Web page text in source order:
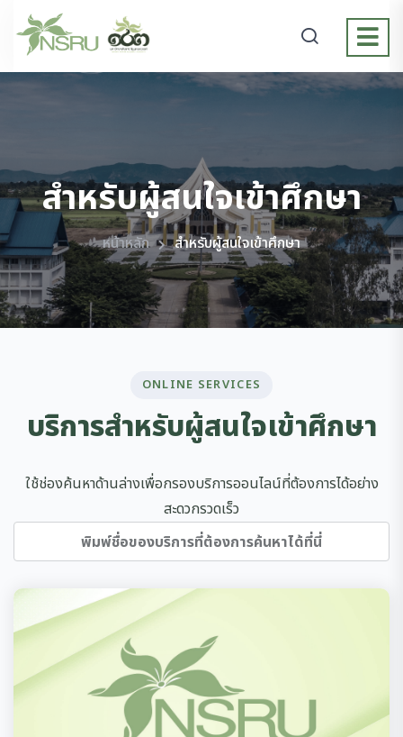
สำหรับผู้สนใจเข้าศึกษา
หน้าหลัก สำหรับผู้สนใจเข้าศึกษา
ONLINE SERVICES
บริการสำหรับผู้สนใจเข้าศึกษา
ใช้ช่องค้นหาด้านล่างเพื่อกรองบริการออนไลน์ที่ต้องการได้อย่าง
สะดวกรวดเร็ว